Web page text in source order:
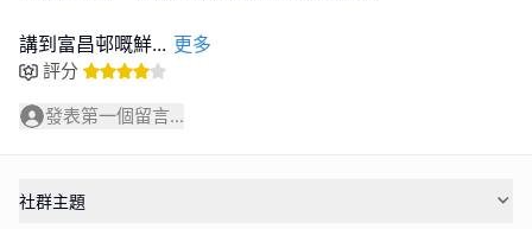
講到富昌邨嘅鮮... 更多
評分
發表第一個留言...
社群主題